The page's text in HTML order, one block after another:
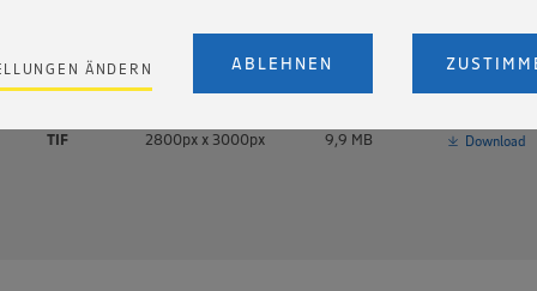
auf unserer Webseite Videos von YouTube und Vimeo ein. Wenn Sie auf „Zustimmen”
a) DSGVO ein, dass Ihre Daten (IP-Adresse, Zeitstempel, ggf. Nutzerverhalten auf unserer
an die Anbieter der Dienste YouTube und Vimeo in den USA übermittelt und dort
an. Es besteht das Risiko eines Zugriffs durch US-amerikanische Behörden.
ÄNDERN ABLEHNEN
JPG 560px x 600px 403 kB Download
TIF 2800px x 3000px 9,9 MB Download